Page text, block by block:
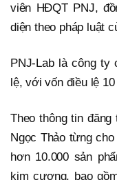
viên HĐQT PNJ,
diện theo pháp luật
PNJ-Lab là công ty
lệ, với vốn điều lệ
Theo thông tin
Ngọc Thảo từng
hơn 10.000 sản
kim cương, bao